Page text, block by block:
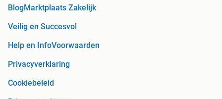
BlogMarktplaats Zakelijk
Veilig en Succesvol
Help en InfoVoorwaarden
Privacyverklaring
Cookiebeleid